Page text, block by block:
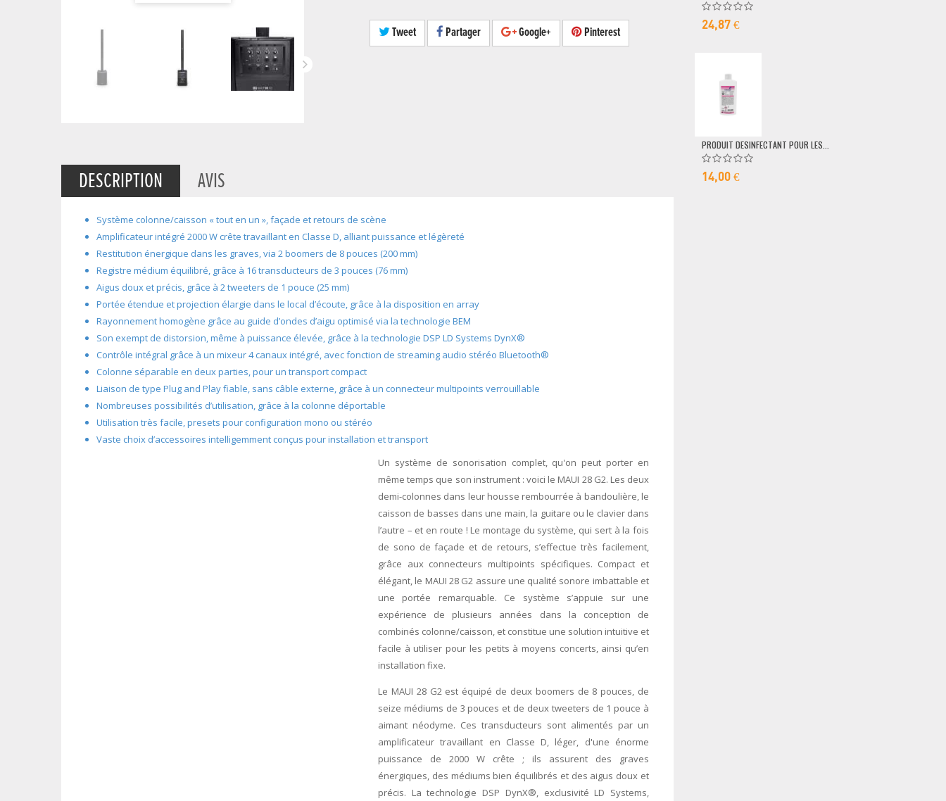
Tweet Partager Google+ Pinterest
DESCRIPTION AVIS
Système colonne/caisson « tout en un », façade et retours de scène
Amplificateur intégré 2000 W crête travaillant en Classe D, alliant puissance et légèreté
Restitution énergique dans les graves, via 2 boomers de 8 pouces (200 mm)
Registre médium équilibré, grâce à 16 transducteurs de 3 pouces (76 mm)
Aigus doux et précis, grâce à 2 tweeters de 1 pouce (25 mm)
Portée étendue et projection élargie dans le local d’écoute, grâce à la disposition en array
Rayonnement homogène grâce au guide d’ondes d’aigu optimisé via la technologie BEM
Son exempt de distorsion, même à puissance élevée, grâce à la technologie DSP LD Systems DynX®
Contrôle intégral grâce à un mixeur 4 canaux intégré, avec fonction de streaming audio stéréo Bluetooth®
Colonne séparable en deux parties, pour un transport compact
Liaison de type Plug and Play fiable, sans câble externe, grâce à un connecteur multipoints verrouillable
Nombreuses possibilités d’utilisation, grâce à la colonne déportable
Utilisation très facile, presets pour configuration mono ou stéréo
Vaste choix d’accessoires intelligemment conçus pour installation et transport
Un système de sonorisation complet, qu'on peut porter en
même temps que son instrument : voici le MAUI 28 G2. Les deux
demi-colonnes dans leur housse rembourrée à bandoulière, le
caisson de basses dans une main, la guitare ou le clavier dans
l’autre – et en route ! Le montage du système, qui sert à la fois
de sono de façade et de retours, s’effectue très facilement,
grâce aux connecteurs multipoints spécifiques. Compact et
élégant, le MAUI 28 G2 assure une qualité sonore imbattable et
une portée remarquable. Ce système s’appuie sur une
expérience de plusieurs années dans la conception de
combinés colonne/caisson, et constitue une solution intuitive et
facile à utiliser pour les petits à moyens concerts, ainsi qu’en
installation fixe.
Le MAUI 28 G2 est équipé de deux boomers de 8 pouces, de
seize médiums de 3 pouces et de deux tweeters de 1 pouce à
aimant néodyme. Ces transducteurs sont alimentés par un
amplificateur travaillant en Classe D, léger, d'une énorme
puissance de 2000 W crête ; ils assurent des graves
énergiques, des médiums bien équilibrés et des aigus doux et
précis. La technologie DSP DynX®, exclusivité LD Systems,
24,87 €
PRODUIT DESINFECTANT POUR LES...
14,00 €